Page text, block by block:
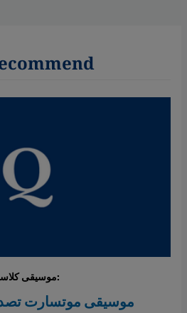
موسيقى كلاسيكية في الأراضي الفلسطينية:
موسيقى موتسارت